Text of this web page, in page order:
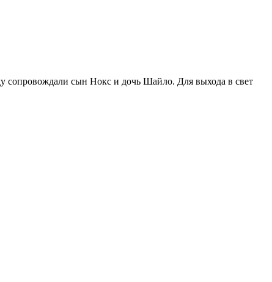
сопровождали сын Нокс и дочь Шайло. Для выхода в свет